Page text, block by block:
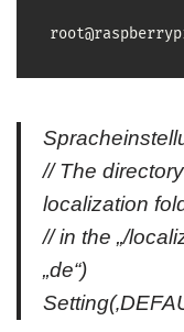
// The
localization
// in the „/
„de“)